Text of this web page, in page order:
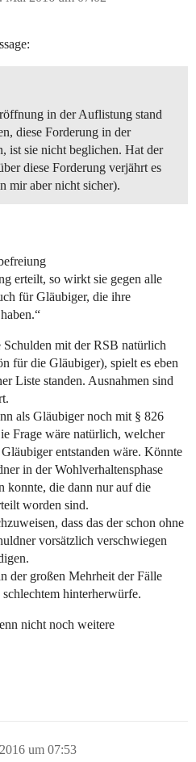
in der Auflistung stand
diese Forderung in der
ist sie nicht beglichen. Hat der
diese Forderung verjährt es
mir aber nicht sicher).
erteilt, so wirkt sie gegen alle
für Gläubiger, die ihre
Schulden mit der RSB natürlich
für die Gläubiger), spielt es eben
Liste standen. Ausnahmen sind
als Gläubiger noch mit § 826
Frage wäre natürlich, welcher
entstanden wäre. Könnte
in der Wohlverhaltensphase
konnte, die dann nur auf die
worden sind.
dass das der schon ohne
vorsätzlich verschwiegen
der großen Mehrheit der Fälle
hinterherwürfe.
nicht noch weitere
um 07:53